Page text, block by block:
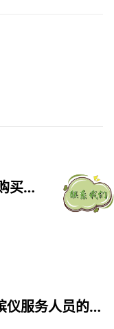
购买沈阳墓地时为何需要携带购买人身份证？
提升沈阳十佳墓园殡仪服务人员的职业素养